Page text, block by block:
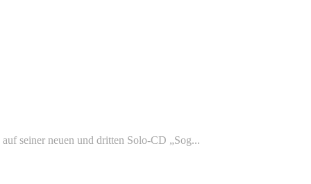
seiner neuen und dritten Solo-CD „Sog...